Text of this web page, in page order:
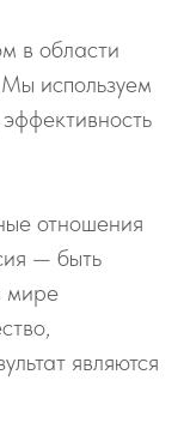
в области
используем
отношения
— быть
мире
являются